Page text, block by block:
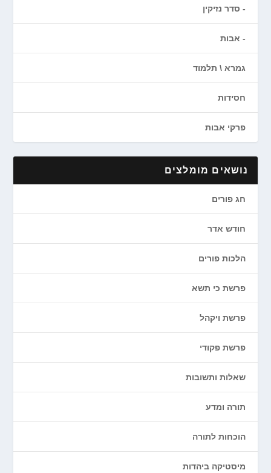
סדר נזיקין
אבות
גמרא \ תלמוד
חסידות
פרקי אבות
נושאים מומלצים
חג פורים
חודש אדר
הלכות פורים
פרשת כי תשא
פרשת ויקהל
פרשת פקודי
שאלות ותשובות
תורה ומדע
הוכחות לתורה
מיסטיקה ביהדות